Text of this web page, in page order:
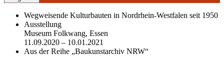
Wegweisende Kulturbauten in Nordrhein-Westfalen seit 1950
Ausstellung
Museum Folkwang, Essen
11.09.2020 – 10.01.2021
Aus der Reihe „Baukunstarchiv NRW“